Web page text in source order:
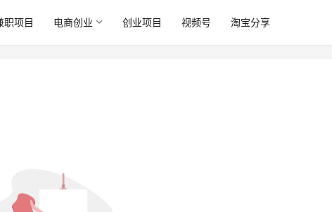
职项目 电商创业 创业项目 视频号 淘宝分享